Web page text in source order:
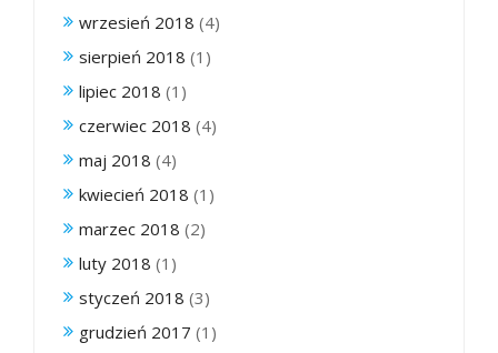
wrzesień 2018 (4)
sierpień 2018 (1)
lipiec 2018 (1)
czerwiec 2018 (4)
maj 2018 (4)
kwiecień 2018 (1)
marzec 2018 (2)
luty 2018 (1)
styczeń 2018 (3)
grudzień 2017 (1)